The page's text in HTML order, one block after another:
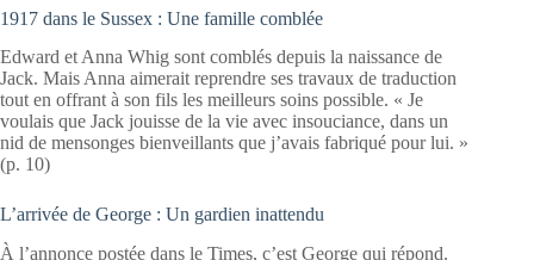
1917 dans le Sussex : Une famille comblée
Edward et Anna Whig sont comblés depuis la naissance de
Jack. Mais Anna aimerait reprendre ses travaux de traduction
tout en offrant à son fils les meilleurs soins possible. « Je
voulais que Jack jouisse de la vie avec insouciance, dans un
nid de mensonges bienveillants que j’avais fabriqué pour lui. »
(p. 10)
L’arrivée de George : Un gardien inattendu
À l’annonce postée dans le Times, c’est George qui répond.